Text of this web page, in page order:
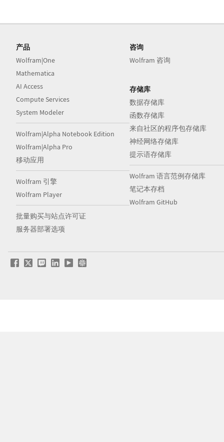
产品
Wolfram|One
Mathematica
AI Access
Compute Services
System Modeler
Wolfram|Alpha Notebook Edition
Wolfram|Alpha Pro
移动应用
Wolfram 引擎
Wolfram Player
批量购买与站点许可证
服务器部署选项
咨询
Wolfram 咨询
存储库
数据存储库
函数存储库
来自社区的程序包存储库
神经网络存储库
提示语存储库
Wolfram 语言范例存储库
笔记本存档
Wolfram GitHub